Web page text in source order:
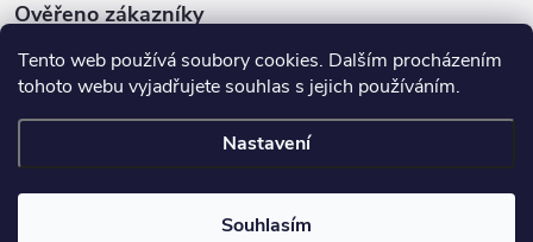
Tento web používá soubory cookies. Dalším procházením
tohoto webu vyjadřujete souhlas s jejich používáním.
Nastavení
Souhlasím
Ověřeno zákazníky
Facebook
Copyright 2026šachy.cz. Všechna práva vyhrazena.